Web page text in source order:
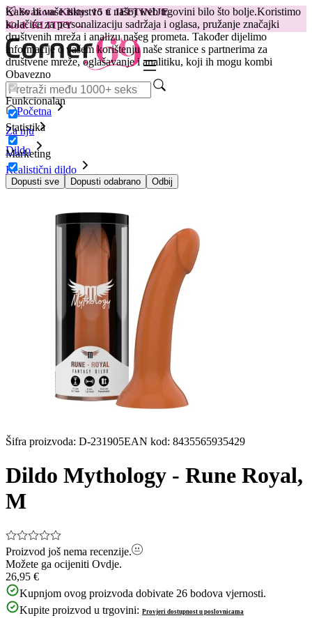
Kako bi vaše iskustvo u našoj web trgovini bilo što bolje.Koristimo
kolačiće za personalizaciju sadržaja i oglasa, pružanje značajki
društvenih mreža i analizu našeg prometa. Također dijelimo
informacije o vašem korištenju naše stranice s partnerima za
društvene mreže, oglašavanje i analitiku, koji ih mogu kombi
Obavezno
Funkcionalan
Statistika
Marketing
Dopusti sve Dopusti odabrano Odbij
😽Svakom Klitty: 15 € JEFTINIJE
Kod: KLITTY →
Početna
Za nju
Dildo
Realistični dildo
Dildo Mythology - Rune Royal, M
Šifra proizvoda: D-231905EAN kod: 8435565935429
Dildo Mythology - Rune Royal,
M
Proizvod još nema recenzije.
Možete ga ocijeniti Ovdje.
26,95 €
Kupnjom ovog proizvoda dobivate 26 bodova vjernosti.
Kupite proizvod u trgovini: Provjeri dostupnost u poslovnicama